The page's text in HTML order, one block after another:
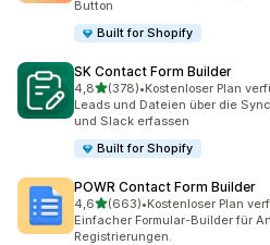
Button
Built for Shopify
SK Contact Form Builder
4,8von 5 Sternen
(378)
378 Rezensionen insgesamt
•Kostenloser Plan
Leads und Dateien über die
und Slack erfassen
Built for Shopify
POWR Contact Form Builder
4,6von 5 Sternen
(663)
663 Rezensionen insgesamt
•Kostenloser Plan
Einfacher Formular-Builder für
Registrierungen.